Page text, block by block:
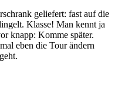
geliefert: fast auf die
Klasse! Man kennt ja
knapp: Komme später.
eben die Tour ändern